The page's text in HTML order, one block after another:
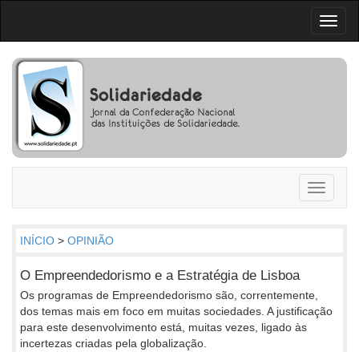
Toggle
INÍCIO > OPINIÃO
O Empreendedorismo e a Estratégia de Lisboa
Os programas de Empreendedorismo são, correntemente,
dos temas mais em foco em muitas sociedades. A justificação
para este desenvolvimento está, muitas vezes, ligado às
incertezas criadas pela globalização.